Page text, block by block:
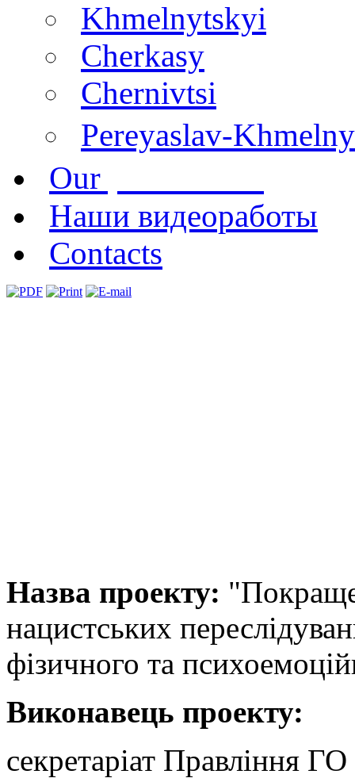
Khmelnytskyi
Cherkasy
Chernivtsi
Pereyaslav-
Our
Наши видеоработы
Contacts
Назва проекту:
нацистських
фізичного та
Виконавець проекту:
секретаріат Правління